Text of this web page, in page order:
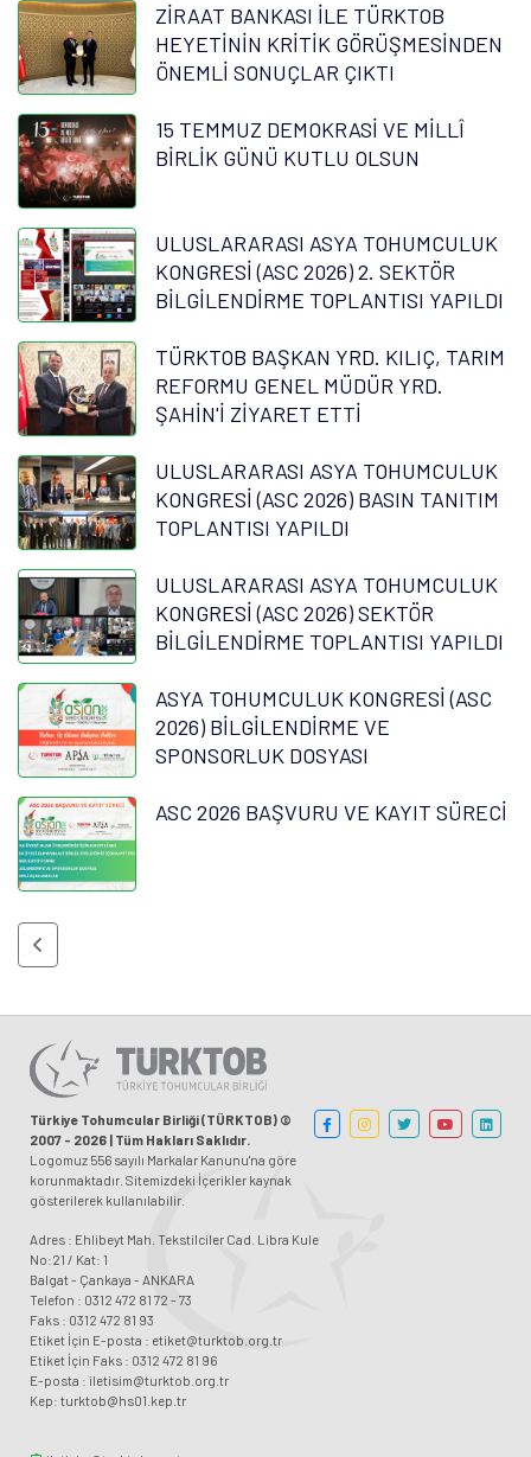
ZİRAAT BANKASI İLE TÜRKTOB
HEYETİNİN KRİTİK GÖRÜŞMESİNDEN
ÖNEMLİ SONUÇLAR ÇIKTI
15 TEMMUZ DEMOKRASİ VE MİLLÎ
BİRLİK GÜNÜ KUTLU OLSUN
ULUSLARARASI ASYA TOHUMCULUK
KONGRESİ (ASC 2026) 2. SEKTÖR
BİLGİLENDİRME TOPLANTISI YAPILDI
TÜRKTOB BAŞKAN YRD. KILIÇ, TARIM
REFORMU GENEL MÜDÜR YRD.
ŞAHİN'İ ZİYARET ETTİ
ULUSLARARASI ASYA TOHUMCULUK
KONGRESİ (ASC 2026) BASIN TANITIM
TOPLANTISI YAPILDI
ULUSLARARASI ASYA TOHUMCULUK
KONGRESİ (ASC 2026) SEKTÖR
BİLGİLENDİRME TOPLANTISI YAPILDI
ASYA TOHUMCULUK KONGRESİ (ASC
2026) BİLGİLENDİRME VE
SPONSORLUK DOSYASI
ASC 2026 BAŞVURU VE KAYIT SÜRECİ
Türkiye Tohumcular Birliği (TÜRKTOB) ©
2007 - 2026 | Tüm Hakları Saklıdır.
Logomuz 556 sayılı Markalar Kanunu'na göre
korunmaktadır. Sitemizdeki İçerikler kaynak
gösterilerek kullanılabilir.
Adres : Ehlibeyt Mah. Tekstilciler Cad. Libra Kule
No:21 / Kat: 1
Balgat - Çankaya - ANKARA
Telefon : 0312 472 81 72 - 73
Faks : 0312 472 81 93
Etiket İçin E-posta : etiket@turktob.org.tr
Etiket İçin Faks : 0312 472 81 96
E-posta : iletisim@turktob.org.tr
Kep: turktob@hs01.kep.tr